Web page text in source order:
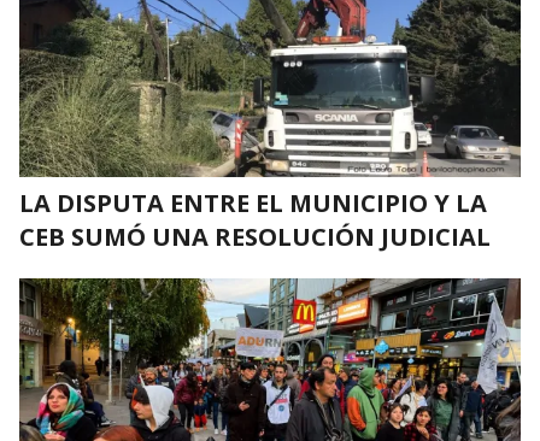
LA DISPUTA ENTRE EL MUNICIPIO Y LA
CEB SUMÓ UNA RESOLUCIÓN JUDICIAL